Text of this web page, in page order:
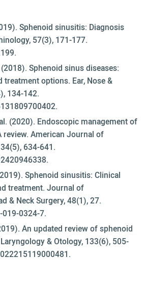
Sphenoid sinusitis: Diagnosis
57(3), 171-177.
Sphenoid sinus diseases:
treatment options. Ear, Nose &
134-142.
(2020). Endoscopic management of
American Journal of
634-641.
Sphenoid sinusitis: Clinical
treatment. Journal of
& Neck Surgery, 48(1), 27.
0324-7.
An updated review of sphenoid
& Otology, 133(6), 505-